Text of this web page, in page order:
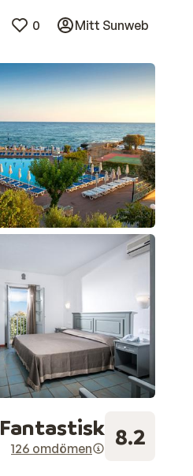
0 Mitt Sunweb
Fantastisk
126 omdömen 8.2